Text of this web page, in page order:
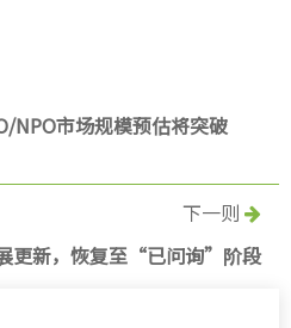
NPO市场规模预估将突破
下一则
更新，恢复至“已问询”阶段